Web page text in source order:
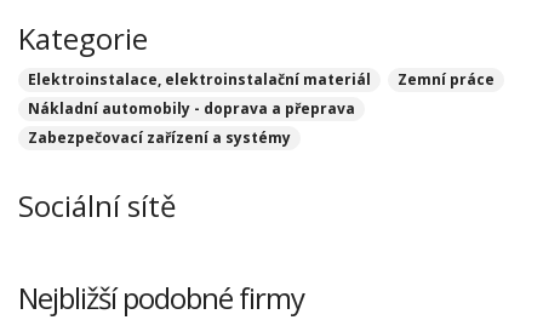
Kategorie
Elektroinstalace, elektroinstalační materiál
Zemní práce
Nákladní automobily - doprava a přeprava
Zabezpečovací zařízení a systémy
Sociální sítě
Nejbližší podobné firmy